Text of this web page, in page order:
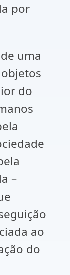
por
uma
do
–
ao
do